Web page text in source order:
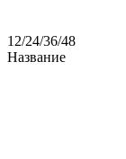
12/24/36/48
Название